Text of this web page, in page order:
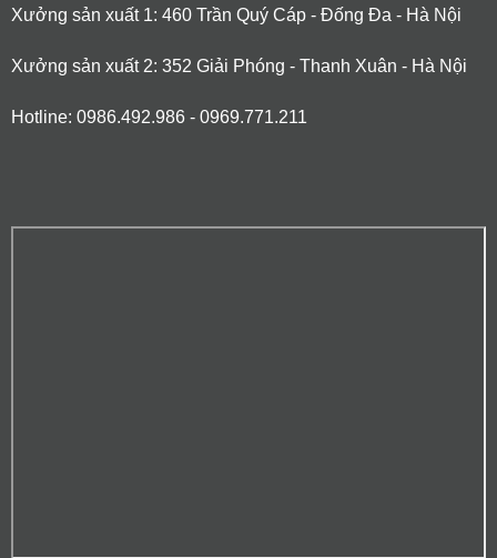
Xưởng sản xuất 1: 460 Trần Quý Cáp - Đống Đa - Hà Nội
Xưởng sản xuất 2: 352 Giải Phóng - Thanh Xuân - Hà Nội
Hotline: 0986.492.986 - 0969.771.211